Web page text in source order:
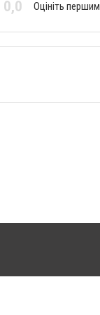
0,0 Оцініть першим